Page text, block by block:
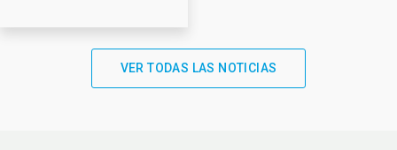
VER TODAS LAS NOTICIAS